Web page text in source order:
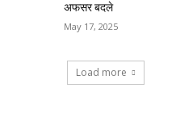
अफसर बदले
May 17, 2025
Load more